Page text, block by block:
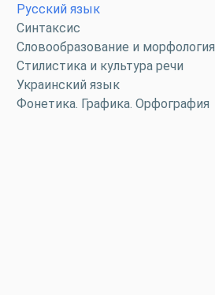
Русский язык
Синтаксис
Словообразование и морфология
Стилистика и культура речи
Украинский язык
Фонетика. Графика. Орфография